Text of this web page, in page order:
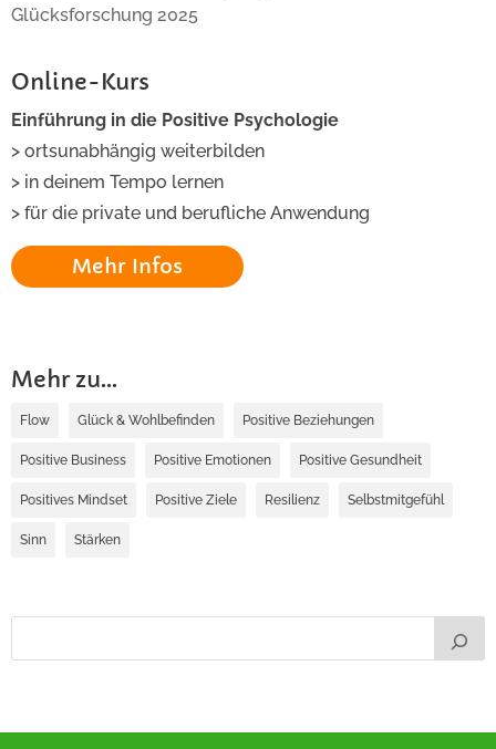
Glücksforschung 2025
Online-Kurs
Einführung in die Positive Psychologie
> ortsunabhängig weiterbilden
> in deinem Tempo lernen
> für die private und berufliche Anwendung
Mehr Infos
Mehr zu...
Flow Glück & Wohlbefinden Positive Beziehungen
Positive Business Positive Emotionen Positive Gesundheit
Positives Mindset Positive Ziele Resilienz Selbstmitgefühl
Sinn Stärken